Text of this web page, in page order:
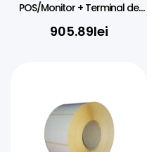
POS/Monitor + Terminal de
Plati Universal
905.89lei